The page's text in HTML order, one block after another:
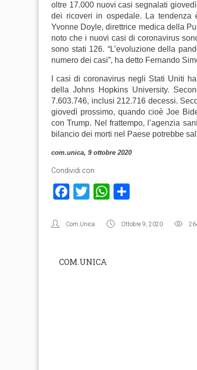
oltre 17.000 nuovi casi segnalati
dei ricoveri in ospedale. La tendenza
Yvonne Doyle, direttrice medica della
noto che i nuovi casi di coronavirus
sono stati 126. “L’evoluzione della
numero dei casi”, ha detto Fernando
I casi di coronavirus negli Stati Uniti
della Johns Hopkins University.
7.603.746, inclusi 212.716 decessi.
giovedì prossimo, quando cioè Joe
con Trump. Nel frattempo, l’agenzia
bilancio dei morti nel Paese potrebbe
com.unica, 9 ottobre 2020
Condividi con
Facebook
TwitterWhatsApp
Com.Unica Ottobre 9, 2020
COM.UNICA